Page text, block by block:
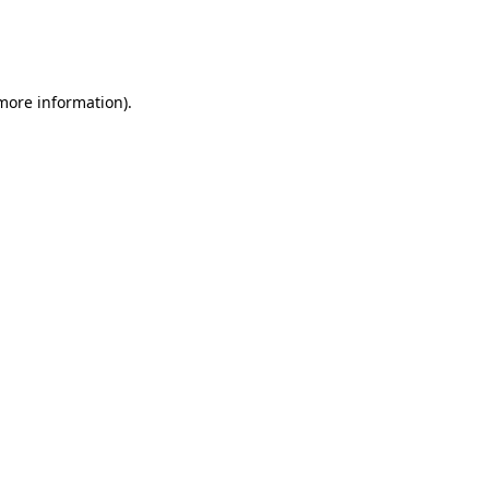
information).